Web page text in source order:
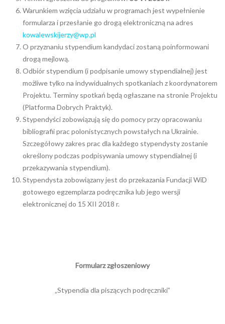
Warunkiem wzięcia udziału w programach jest wypełnienie
formularza i przesłanie go drogą elektroniczną na adres
kowalewskijerzy@wp.pl
O przyznaniu stypendium kandydaci zostaną poinformowani
drogą mejlową.
Odbiór stypendium (i podpisanie umowy stypendialnej) jest
możliwe tylko na indywidualnych spotkaniach z koordynatorem
Projektu. Terminy spotkań będą ogłaszane na stronie Projektu
(Platforma Dobrych Praktyk).
Stypendyści zobowiązują się do pomocy przy opracowaniu
bibliografii prac polonistycznych powstałych na Ukrainie.
Szczegółowy zakres prac dla każdego stypendysty zostanie
określony podczas podpisywania umowy stypendialnej (i
przekazywania stypendium).
Stypendysta zobowiązany jest do przekazania Fundacji WiD
gotowego egzemplarza podręcznika lub jego wersji
elektronicznej do 15 XII 2018 r.
Formularz zgłoszeniowy
„Stypendia dla piszących podręczniki”